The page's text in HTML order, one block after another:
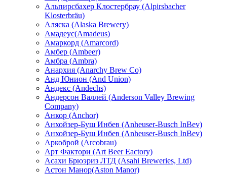
Альпирсбахер Клостербрау (Alpirsbacher
Klosterbräu)
Аляска (Alaska Brewery)
Амадеус(Amadeus)
Амаркорд (Amarcord)
Амбер (Ambeer)
Амбра (Ambra)
Анархия (Anarchy Brew Co)
Анд Юнион (And Union)
Андекс (Andechs)
Андерсон Валлей (Anderson Valley Brewing
Company)
Анкор (Anchor)
Анхойзер-Буш Инбев (Anheuser-Busch InBev)
Анхойзер-Буш Инбев (Anheuser-Busch InBev)
Аркоброй (Arcobrau)
Арт Фактори (Art Beer Eactory)
Асахи Брюэриз ЛТД (Asahi Breweries, Ltd)
Астон Манор(Aston Manor)